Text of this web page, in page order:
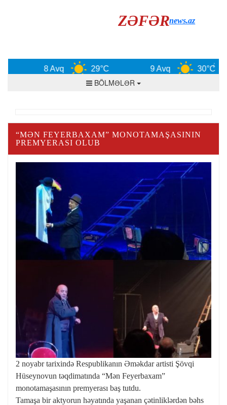
ZƏFƏRnews.az
8 Avq 29°C 9 Avq 30°C
BÖLMƏLƏR
“MƏN FEYERBAXAM” MONOTAMAŞASININ
PREMYERASI OLUB
2 noyabr tarixində Respublikanın Əməkdar artisti Şövqi
Hüseynovun təqdimatında “Mən Feyerbaxam”
monotamaşasının premyerası baş tutdu.
Tamaşa bir aktyorun həyatında yaşanan çətinliklərdən bəhs